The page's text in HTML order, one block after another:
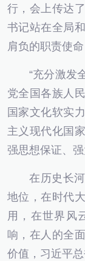
行，会上传达
书记站在全局
肩负的职责使命
“充分激发全
党全国各族人
国家文化软实
主义现代化国
强思想保证、
在历史长河
地位，在时代
用，在世界风
响，在人的全
价值，习近平